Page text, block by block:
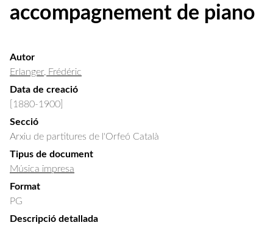
accompagnement de piano
Autor
Erlanger, Frédéric
Data de creació
[1880-1900]
Secció
Arxiu de partitures de l'Orfeó Català
Tipus de document
Música impresa
Format
PG
Descripció detallada